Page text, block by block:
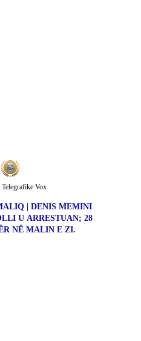
| DENIS MEMINI
U ARRESTUAN; 28
NË MALIN E ZI.
Vox